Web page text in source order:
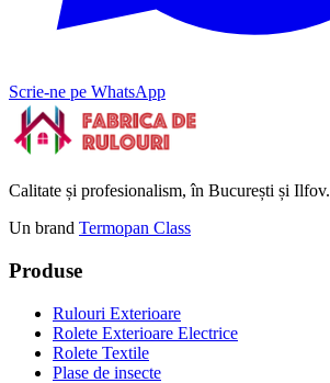
Scrie-ne pe WhatsApp
Calitate și profesionalism, în București și Ilfov.
Un brand Termopan Class
Produse
Rulouri Exterioare
Rolete Exterioare Electrice
Rolete Textile
Plase de insecte